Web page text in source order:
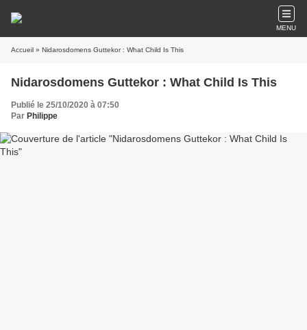
MENU
Accueil » Nidarosdomens Guttekor : What Child Is This
Nidarosdomens Guttekor : What Child Is This
Publié le 25/10/2020 à 07:50
Par Philippe